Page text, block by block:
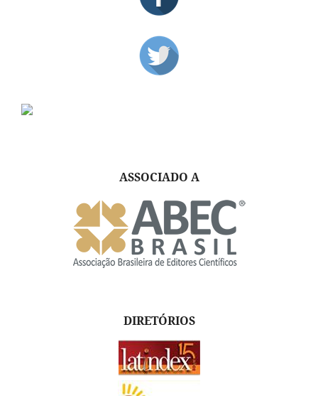
ASSOCIADO A
DIRETÓRIOS